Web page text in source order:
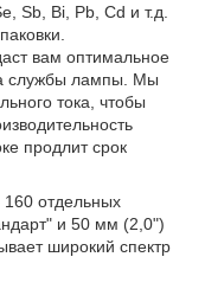
Sb, Bi, Pb, Cd и т.д.
вам оптимальное
службы лампы. Мы
тока, чтобы
продлит срок
отдельных
и 50 мм (2,0")
широкий спектр